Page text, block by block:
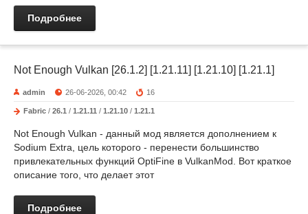
Подробнее
Not Enough Vulkan [26.1.2] [1.21.11] [1.21.10] [1.21.1]
admin 26-06-2026, 00:42 16
Fabric / 26.1 / 1.21.11 / 1.21.10 / 1.21.1
Not Enough Vulkan - данный мод является дополнением к
Sodium Extra, цель которого - перенести большинство
привлекательных функций OptiFine в VulkanMod. Вот краткое
описание того, что делает этот
Подробнее